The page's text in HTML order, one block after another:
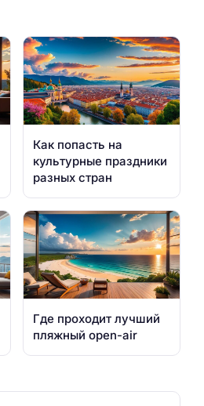
Как попасть на
культурные праздники
разных стран
Где проходит лучший
пляжный open-air